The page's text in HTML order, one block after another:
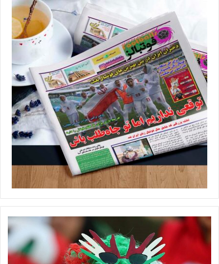
اعتقاد ویژه‌ای به بازیکنان جوان دارد، حالا با تلفیقی از ستاره‌های
سرشناس و بازیکنان جوان به دنبال یک رکورد ویژه است. سپاهان در
فصل جاری تنها 8 گل دریافت کرده و آن‌ها مشترک با شهرداری سیرجانِ
پرستاره، دومین خط دفاعی برتر فصل محسوب می‌شوند. عنوان بهترین
خط دفاع در اختیار خاتون بم با 4 گل خورده است و شاگردان نیلوفر
اردلان امیدوارند بتوانند در پایان فصل، این رکورد ویژه را از آن خود کنند
تا در فصلی که میانگین سنی سپاهان به حوالی 23 سال رسید، آن‌ها
بتوانند با ثبت یک رکورد ویژه در فاز دفاعی کار خود را به پایان برسانند.
💻منبع:فوتبال360 📸عکس:مرضیه موسوی
با فوتبالز همراه شوید◾️فوتبالز را در اینستاگرام دنبال کنید
footballs.women@
برچسب ها سپاهان فوتبال زنان لیگ برتر نیلوفر اردلان